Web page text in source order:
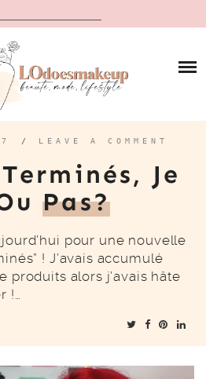
/ LEAVE A COMMENT
Je
Pas?
pour une nouvelle
! J’avais accumulé
produits alors j’avais hâte
!…